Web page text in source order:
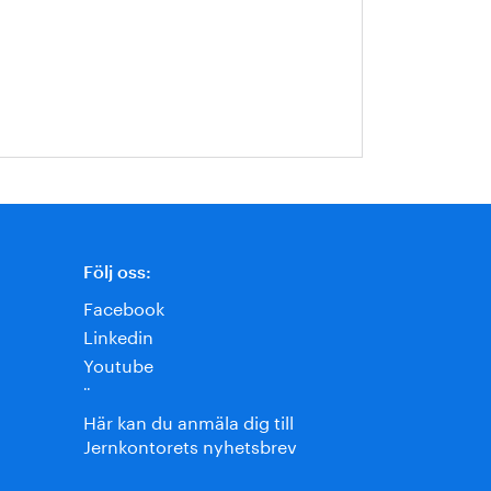
Följ oss:
Facebook
Linkedin
Youtube
¨
Här kan du anmäla dig till
Jernkontorets nyhetsbrev